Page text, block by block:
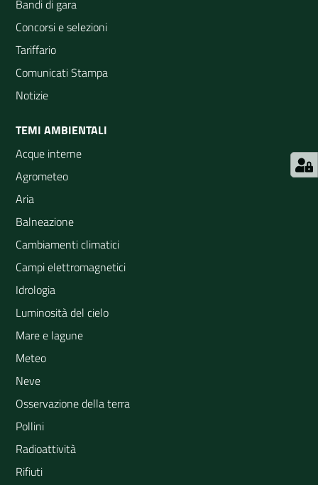
Bandi di gara
Concorsi e selezioni
Tariffario
Comunicati Stampa
Notizie
TEMI AMBIENTALI
Acque interne
Agrometeo
Aria
Balneazione
Cambiamenti climatici
Campi elettromagnetici
Idrologia
Luminosità del cielo
Mare e lagune
Meteo
Neve
Osservazione della terra
Pollini
Radioattività
Rifiuti